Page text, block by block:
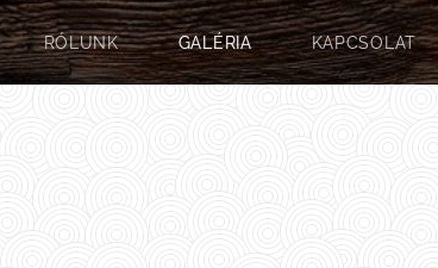
RÓLUNK GALÉRIA KAPCSOLAT